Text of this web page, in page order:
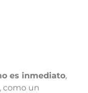
es inmediato,
como un